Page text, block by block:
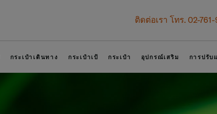
รับทันที คูปองแทนเงินสด 500 บาท สำหรับคำสั่
กระเป๋าเดินทาง กระเป๋าเป้ กระเป๋า อุปกรณ์เสริม การปรับ